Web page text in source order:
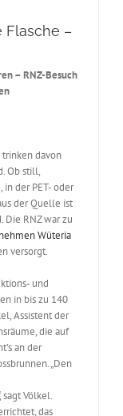
Flasche –
– RNZ-Besuch
davon
Ob still,
der PET- oder
der Quelle ist
RNZ war zu
Wüteria
versorgt.
und
in bis zu 140
Assistent der
die auf
an der
„Den
Völkel.
das